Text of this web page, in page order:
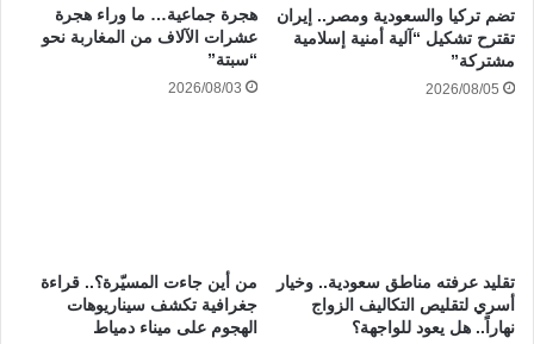
تضم تركيا والسعودية ومصر.. إيران
تقترح تشكيل “آلية أمنية إسلامية
مشتركة”
2026/08/05
هجرة جماعية… ما وراء هجرة
عشرات الآلاف من المغاربة نحو
“سبتة”
2026/08/03
تقليد عرفته مناطق سعودية.. وخيار
أسري لتقليص التكاليف الزواج
نهاراً.. هل يعود للواجهة؟
من أين جاءت المسيّرة؟.. قراءة
جغرافية تكشف سيناريوهات
الهجوم على ميناء دمياط